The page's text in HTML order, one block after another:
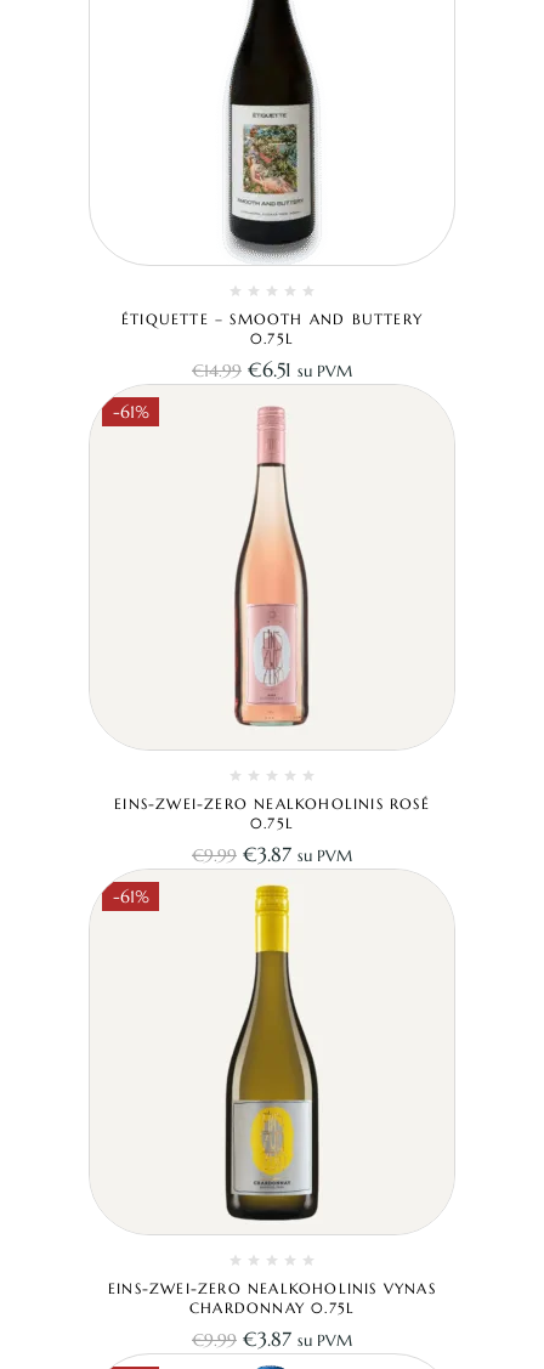
ÉTIQUETTE – SMOOTH AND BUTTERY
0.75L
€14.99 €6.51 su PVM
-61%
EINS-ZWEI-ZERO NEALKOHOLINIS ROSÉ
0.75L
€9.99 €3.87 su PVM
-61%
EINS-ZWEI-ZERO NEALKOHOLINIS VYNAS
CHARDONNAY 0.75L
€9.99 €3.87 su PVM